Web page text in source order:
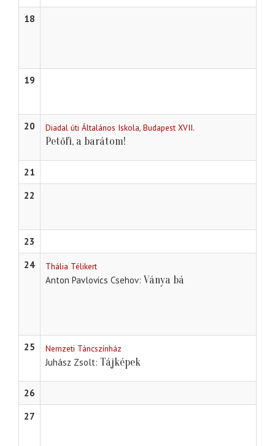
18
19
20 Diadal úti Általános Iskola, Budapest XVII.
Petőfi, a barátom!
21
22
23
24
Thália Télikert
Anton Pavlovics Csehov Ványa bá
25 Nemzeti Táncszínház
Juhász Zsolt Tájképek
26
27